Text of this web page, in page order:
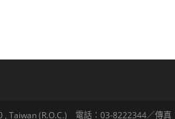
Taiwan (R.O.C.) 電話：03-8222344／傳